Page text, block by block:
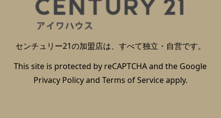
センチュリー21の加盟店は、すべて独立・自営です。
This site is protected by reCAPTCHA and the Google
Privacy Policyand Terms of Serviceapply.